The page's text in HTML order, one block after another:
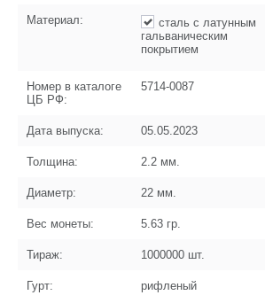
Материал:
сталь с латунным
гальваническим
покрытием
Номер в каталоге
ЦБ РФ:
5714-0087
Дата выпуска: 05.05.2023
Толщина: 2.2 мм.
Диаметр: 22 мм.
Вес монеты: 5.63 гр.
Тираж: 1000000 шт.
Гурт: рифленый